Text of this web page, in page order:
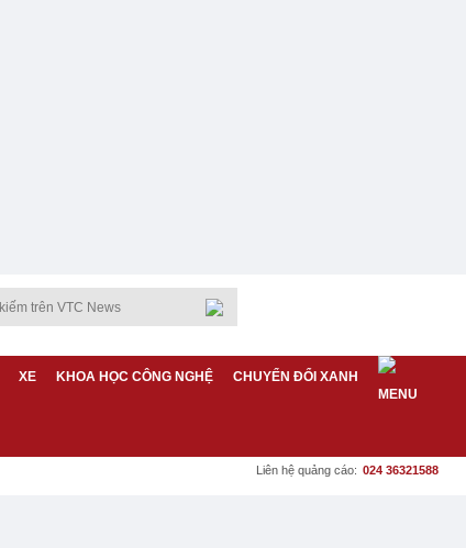
XE KHOA HỌC CÔNG NGHỆ CHUYỂN ĐỔI XANH
Liên hệ quảng cáo: 024 36321588